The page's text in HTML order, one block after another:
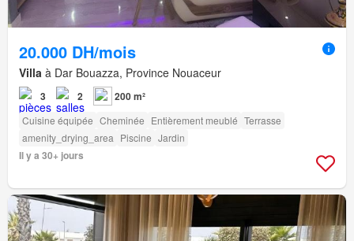
20.000 DH/mois
Villa à Dar Bouazza, Province Nouaceur
3 2 200 m²
Cuisine équipée Cheminée Entièrement meublé Terrasse
amenity_drying_area Piscine Jardin
Il y a 30+ jours